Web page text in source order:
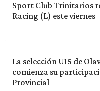
Sport Club Trinitarios
Racing (L) este viernes
La selección U15 de
comienza su
Provincial